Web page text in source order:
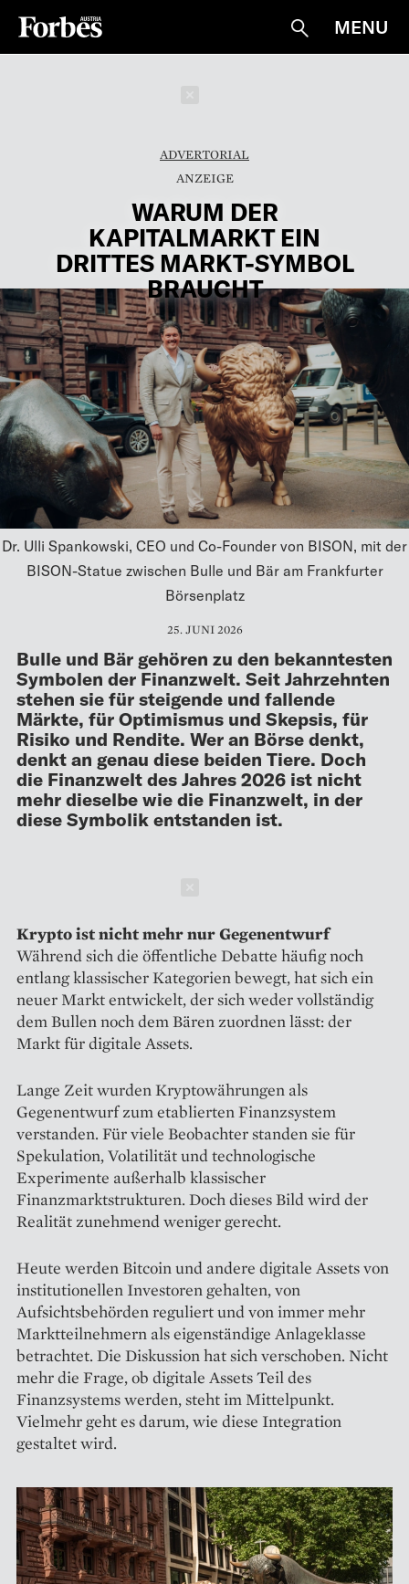
Suche
MENU
ADVERTORIAL
WARUM DER
KAPITALMARKT EIN
DRITTES MARKT-SYMBOL
BRAUCHT
Dr. Ulli Spankowski, CEO und Co-Founder von BISON, mit der
BISON-Statue zwischen Bulle und Bär am Frankfurter
Börsenplatz
25. JUNI 2026
Bulle und Bär gehören zu den bekanntesten
Symbolen der Finanzwelt. Seit Jahrzehnten
stehen sie für steigende und fallende
Märkte, für Optimismus und Skepsis, für
Risiko und Rendite. Wer an Börse denkt,
denkt an genau diese beiden Tiere. Doch
die Finanzwelt des Jahres 2026 ist nicht
mehr dieselbe wie die Finanzwelt, in der
diese Symbolik entstanden ist.
Krypto ist nicht mehr nur Gegenentwurf
Während sich die öffentliche Debatte häufig noch
entlang klassischer Kategorien bewegt, hat sich ein
neuer Markt entwickelt, der sich weder vollständig
dem Bullen noch dem Bären zuordnen lässt: der
Markt für digitale Assets.
Lange Zeit wurden Kryptowährungen als
Gegenentwurf zum etablierten Finanzsystem
verstanden. Für viele Beobachter standen sie für
Spekulation, Volatilität und technologische
Experimente außerhalb klassischer
Finanzmarktstrukturen. Doch dieses Bild wird der
Realität zunehmend weniger gerecht.
Heute werden Bitcoin und andere digitale Assets von
institutionellen Investoren gehalten, von
Aufsichtsbehörden reguliert und von immer mehr
Marktteilnehmern als eigenständige Anlageklasse
betrachtet. Die Diskussion hat sich verschoben. Nicht
mehr die Frage, ob digitale Assets Teil des
Finanzsystems werden, steht im Mittelpunkt.
Vielmehr geht es darum, wie diese Integration
gestaltet wird.